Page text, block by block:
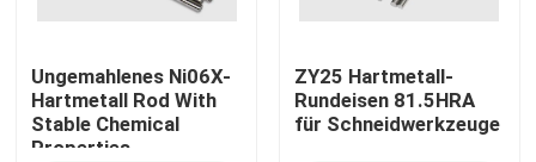
Ungemahlenes Ni06X-
Hartmetall Rod With
Stable Chemical
Properties
ZY25 Hartmetall-
Rundeisen 81.5HRA
für Schneidwerkzeuge